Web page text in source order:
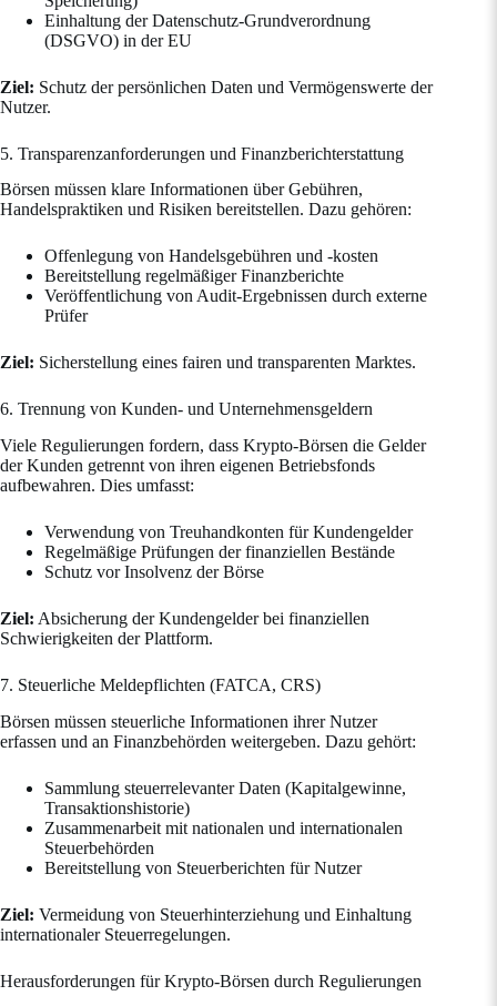
Einhaltung der Datenschutz-Grundverordnung
(DSGVO) in der EU
Ziel: Schutz der persönlichen Daten und Vermögenswerte der
Nutzer.
5. Transparenzanforderungen und Finanzberichterstattung
Börsen müssen klare Informationen über Gebühren,
Handelspraktiken und Risiken bereitstellen. Dazu gehören:
Offenlegung von Handelsgebühren und -kosten
Bereitstellung regelmäßiger Finanzberichte
Veröffentlichung von Audit-Ergebnissen durch externe
Prüfer
Ziel: Sicherstellung eines fairen und transparenten Marktes.
6. Trennung von Kunden- und Unternehmensgeldern
Viele Regulierungen fordern, dass Krypto-Börsen die Gelder
der Kunden getrennt von ihren eigenen Betriebsfonds
aufbewahren. Dies umfasst:
Verwendung von Treuhandkonten für Kundengelder
Regelmäßige Prüfungen der finanziellen Bestände
Schutz vor Insolvenz der Börse
Ziel: Absicherung der Kundengelder bei finanziellen
Schwierigkeiten der Plattform.
7. Steuerliche Meldepflichten (FATCA, CRS)
Börsen müssen steuerliche Informationen ihrer Nutzer
erfassen und an Finanzbehörden weitergeben. Dazu gehört:
Sammlung steuerrelevanter Daten (Kapitalgewinne,
Transaktionshistorie)
Zusammenarbeit mit nationalen und internationalen
Steuerbehörden
Bereitstellung von Steuerberichten für Nutzer
Ziel: Vermeidung von Steuerhinterziehung und Einhaltung
internationaler Steuerregelungen.
Herausforderungen für Krypto-Börsen durch Regulierungen